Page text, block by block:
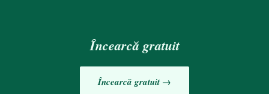
Încearcă gratuit
Încearcă gratuit →